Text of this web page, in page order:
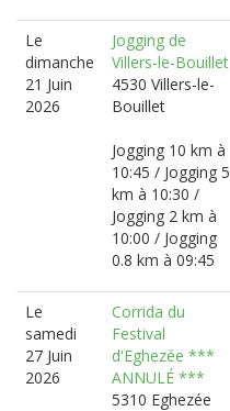
Le
dimanche
21 Juin
2026
Jogging de
Villers-le-Bouillet
4530 Villers-le-
Bouillet
Jogging 10 km à
10:45 / Jogging 5
km à 10:30 /
Jogging 2 km à
10:00 / Jogging
0.8 km à 09:45
Le
samedi
27 Juin
2026
Corrida du
Festival
d'Eghezée ***
ANNULÉ ***
5310 Eghezée